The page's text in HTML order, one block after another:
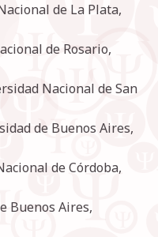
de La Plata,
de Rosario,
Nacional de San
de Buenos Aires,
de Córdoba,
Buenos Aires,